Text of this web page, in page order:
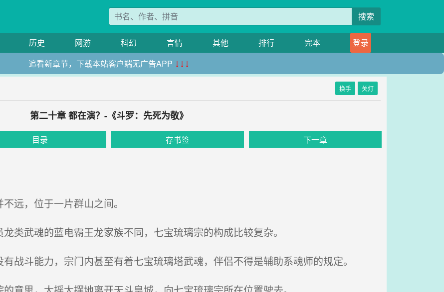
搜索
历史 网游 科幻 言情 其他 排行 完本
登录
追看新章节，下载本站客户端无广告APP ↓↓↓
换手 关灯
第二十章 都在演？-《斗罗：先死为敬》
目录 存书签 下一章
远，位于一片群山之间。
类武魂的蓝电霸王龙家族不同，七宝琉璃宗的构成比较复杂。
战斗能力，宗门内甚至有着七宝琉璃塔武魂，伴侣不得是辅助系魂师的规定。